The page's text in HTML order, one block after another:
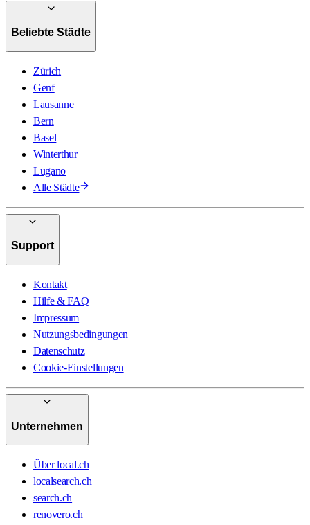
Beliebte Städte
Zürich
Genf
Lausanne
Bern
Basel
Winterthur
Lugano
Alle Städte
Support
Kontakt
Hilfe & FAQ
Impressum
Nutzungsbedingungen
Datenschutz
Cookie-Einstellungen
Unternehmen
Über local.ch
localsearch.ch
search.ch
renovero.ch